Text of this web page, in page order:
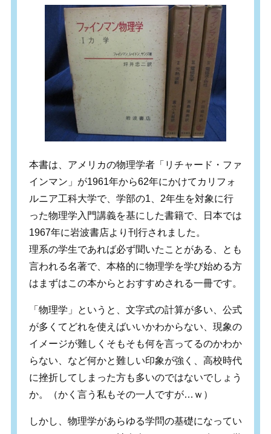
本書は、アメリカの物理学者「リチャード・ファ
インマン」が1961年から62年にかけてカリフォ
ルニア工科大学で、学部の1、2年生を対象に行
った物理学入門講義を基にした書籍で、日本では
1967年に岩波書店より刊行されました。
理系の学生であれば必ず聞いたことがある、とも
言われる名著で、本格的に物理学を学び始める方
はまずはこの本からとおすすめされる一冊です。
「物理学」というと、文字式の計算が多い、公式
が多くてどれを使えばいいかわからない、現象の
イメージが難しくそもそも何を言ってるのかわか
らない、など何かと難しい印象が強く、高校時代
に挫折してしまった方も多いのではないでしょう
か。（かく言う私もその一人ですが…ｗ）
しかし、物理学があらゆる学問の基礎になってい